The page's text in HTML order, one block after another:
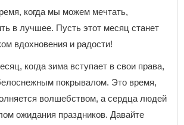
когда мы можем мечтать,
в лучшее. Пусть этот месяц станет
вдохновения и радости!
когда зима вступает в свои права,
покрывалом. Это время,
волшебством, а сердца людей
ожидания праздников. Давайте